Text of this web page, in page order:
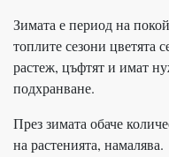
Зимата е период на
топлите сезони цветята
растеж, цъфтят и имат
подхранване.
През зимата обаче
на растенията, намалява.